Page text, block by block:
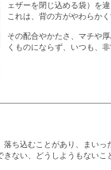
ェザーを閉じ込める袋）を
これは、背の方がやわらか
その配合やかたさ、マチや
くものにならず、いつも、非
ち込むことがあり、まいっ
ない、どうしようもないこ